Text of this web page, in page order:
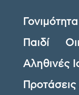
Γονιμότητα
Παιδί
Αληθινές